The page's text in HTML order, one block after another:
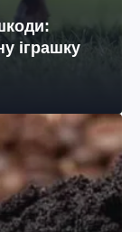
іграшку